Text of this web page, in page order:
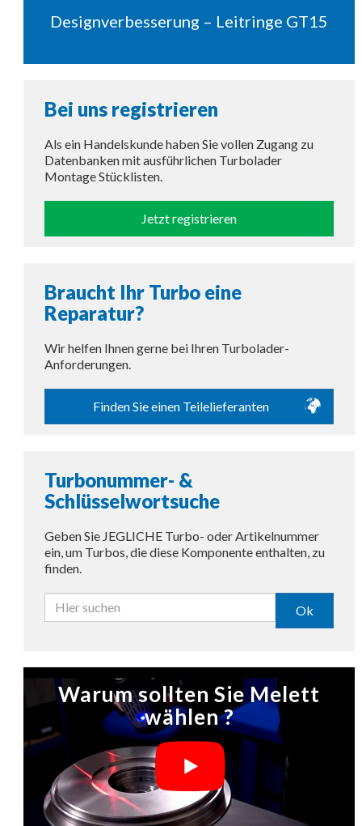
Designverbesserung – Leitringe GT15
Bei uns registrieren
Als ein Handelskunde haben Sie vollen Zugang zu
Datenbanken mit ausführlichen Turbolader
Montage Stücklisten.
Jetzt registrieren
Braucht Ihr Turbo eine
Reparatur?
Wir helfen Ihnen gerne bei Ihren Turbolader-
Anforderungen.
Finden Sie einen Teilelieferanten
Turbonummer- &
Schlüsselwortsuche
Geben Sie JEGLICHE Turbo- oder Artikelnummer
ein, um Turbos, die diese Komponente enthalten, zu
finden.
Ok
Warum sollten Sie Melett
wählen ?